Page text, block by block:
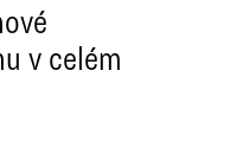
v celém